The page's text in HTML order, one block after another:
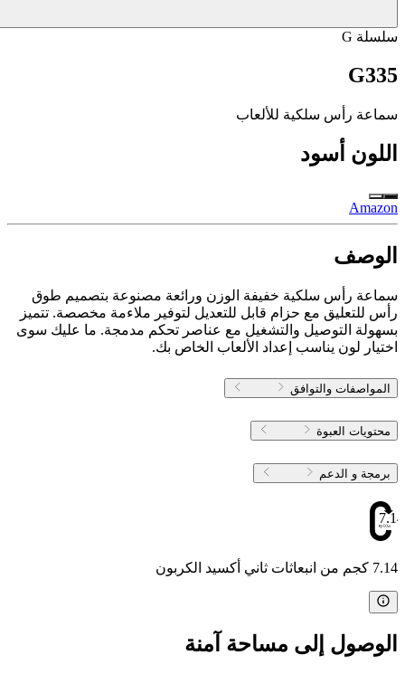
سلسلة G
G335
سماعة رأس سلكية للألعاب
اللون أسود
Amazon
الوصف
سماعة رأس سلكية خفيفة الوزن ورائعة مصنوعة بتصميم طوق
رأس للتعليق مع حزام قابل للتعديل لتوفير ملاءمة مخصصة. تتميز
بسهولة التوصيل والتشغيل مع عناصر تحكم مدمجة. ما عليك سوى
اختيار لون يناسب إعداد الألعاب الخاص بك.
المواصفات والتوافق
محتويات العبوة
برمجة و الدعم
7.14
7.14 كجم من انبعاثات ثاني أكسيد الكربون
الوصول إلى مساحة آمنة